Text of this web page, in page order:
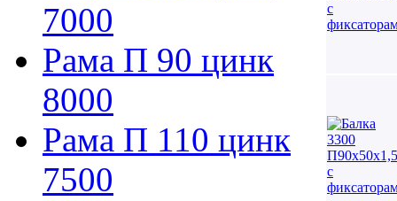
7000
Рама П 90 цинк
8000
Рама П 110 цинк
7500